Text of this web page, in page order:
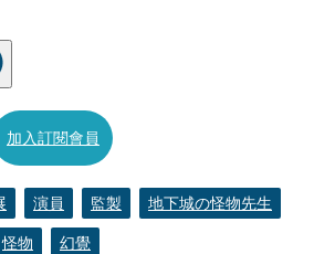
加入訂閱會員
演員 監製
地下城の怪物先生
怪物 幻覺